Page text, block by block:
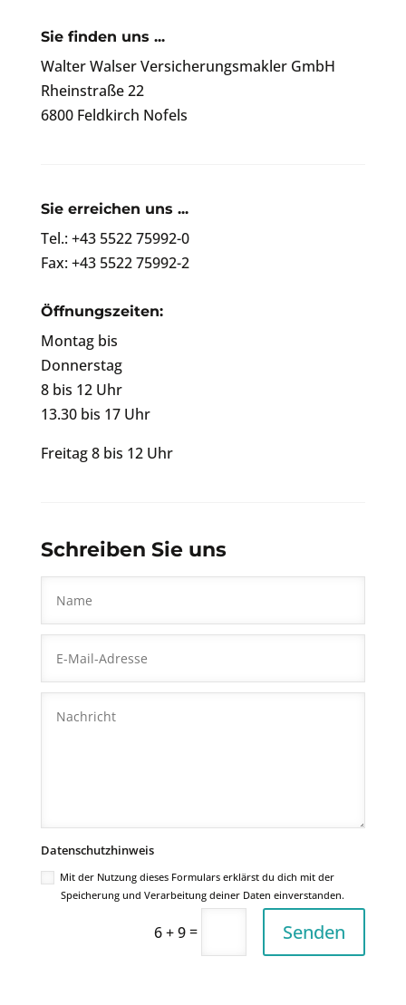
Sie finden uns ...
Walter Walser Versicherungsmakler GmbH
Rheinstraße 22
6800 Feldkirch Nofels
Sie erreichen uns ...
Tel.: +43 5522 75992-0
Fax: +43 5522 75992-2
Öffnungszeiten:
Montag bis
Donnerstag
8 bis 12 Uhr
13.30 bis 17 Uhr
Freitag 8 bis 12 Uhr
Schreiben Sie uns
Datenschutzhinweis
Mit der Nutzung dieses Formulars erklärst du dich mit der
Speicherung und Verarbeitung deiner Daten einverstanden.
6 + 9= Senden